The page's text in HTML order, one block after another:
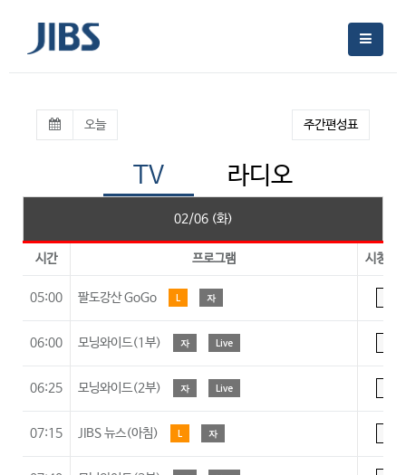
오늘
TV 라디오
주간편성표
02/06 (화)
시간 프로그램 시청등
05:00 팔도강산 GoGo L 자
06:00 모닝와이드(1부) 자 Live
06:25 모닝와이드(2부) 자 Live
07:15 JIBS 뉴스(아침) L 자